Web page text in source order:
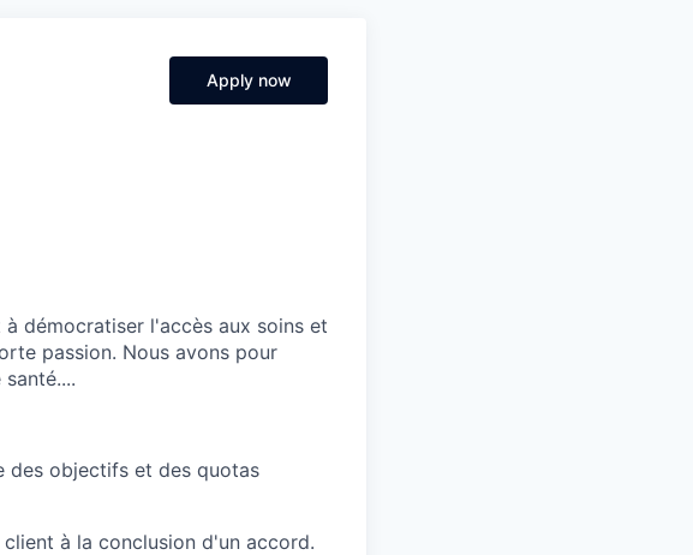
Apply now
démocratiser l'accès aux soins et
passion. Nous avons pour
des objectifs et des quotas
à la conclusion d'un accord.